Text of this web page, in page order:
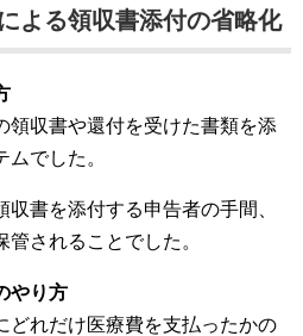
よる領収書添付の省略化
領収書や還付を受けた書類を添
でした。
書を添付する申告者の手間、
されることでした。
やり方
どれだけ医療費を支払ったかの